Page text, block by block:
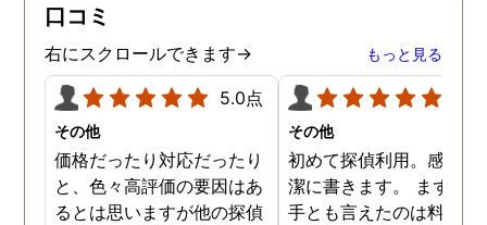
口コミ
右にスクロールできます→ もっと見る
5.0点
その他
価格だったり対応だったり
と、色々高評価の要因はあ
るとは思いますが他の探偵
その他
初めて探偵利用。感想を
潔に書きます。 まず、
手とも言えたのは料金。